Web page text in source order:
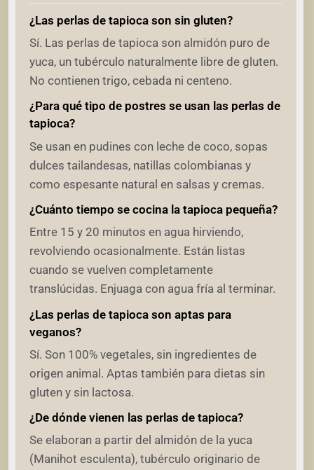
¿Las perlas de tapioca son sin gluten?
Sí. Las perlas de tapioca son almidón puro de
yuca, un tubérculo naturalmente libre de gluten.
No contienen trigo, cebada ni centeno.
¿Para qué tipo de postres se usan las perlas de
tapioca?
Se usan en pudines con leche de coco, sopas
dulces tailandesas, natillas colombianas y
como espesante natural en salsas y cremas.
¿Cuánto tiempo se cocina la tapioca pequeña?
Entre 15 y 20 minutos en agua hirviendo,
revolviendo ocasionalmente. Están listas
cuando se vuelven completamente
translúcidas. Enjuaga con agua fría al terminar.
¿Las perlas de tapioca son aptas para
veganos?
Sí. Son 100% vegetales, sin ingredientes de
origen animal. Aptas también para dietas sin
gluten y sin lactosa.
¿De dónde vienen las perlas de tapioca?
Se elaboran a partir del almidón de la yuca
(Manihot esculenta), tubérculo originario de